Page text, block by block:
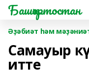
Башҡортостан
Әҙәбиәт һәм
Cамауыр
итте